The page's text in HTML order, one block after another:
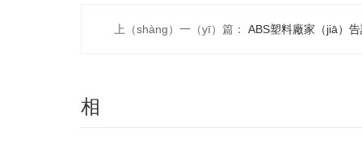
上（shàng）一（yī）篇： ABS塑料廠家（jiā）
相